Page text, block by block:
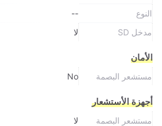
النوع
--
مدخل SD
لا
الأمان
مستشعر البصمة No
أجهزة الأستشعار
مستشعر البصمة
لا